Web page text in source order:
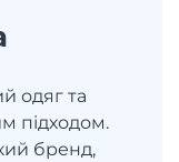
одяг та
підходом.
бренд,